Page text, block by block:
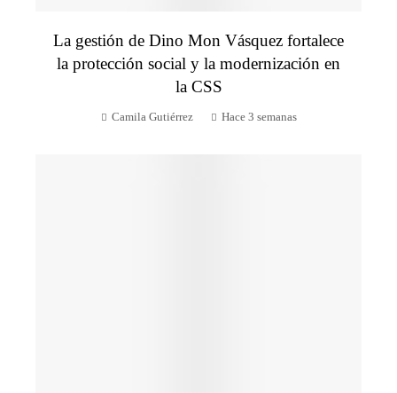
La gestión de Dino Mon Vásquez fortalece
la protección social y la modernización en
la CSS
Camila Gutiérrez Hace 3 semanas